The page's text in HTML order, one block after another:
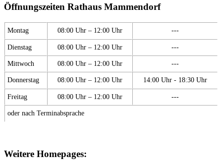
Öffnungszeiten Rathaus Mammendorf
Montag 08:00 Uhr – 12:00 Uhr ---
Dienstag 08:00 Uhr – 12:00 Uhr ---
Mittwoch 08:00 Uhr – 12:00 Uhr ---
Donnerstag 08:00 Uhr – 12:00 Uhr 14:00 Uhr - 18:30 Uhr
Freitag 08:00 Uhr – 12:00 Uhr ---
oder nach Terminabsprache
Weitere Homepages: